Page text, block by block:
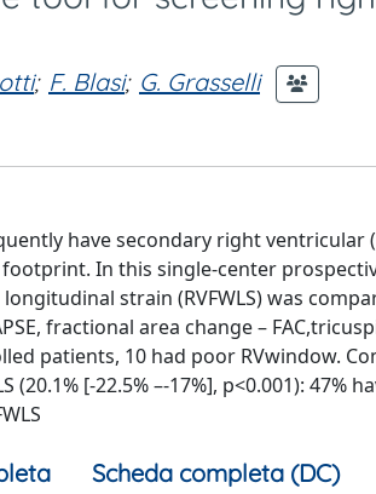
; F. Blasi; G. Grasselli
have secondary right
In this single-center
strain (RVFWLS) was
fractional area change –
patients, 10 had poor RVwindow.
[-22.5% –-17%], p<0.001): 47%
Scheda completa (DC)